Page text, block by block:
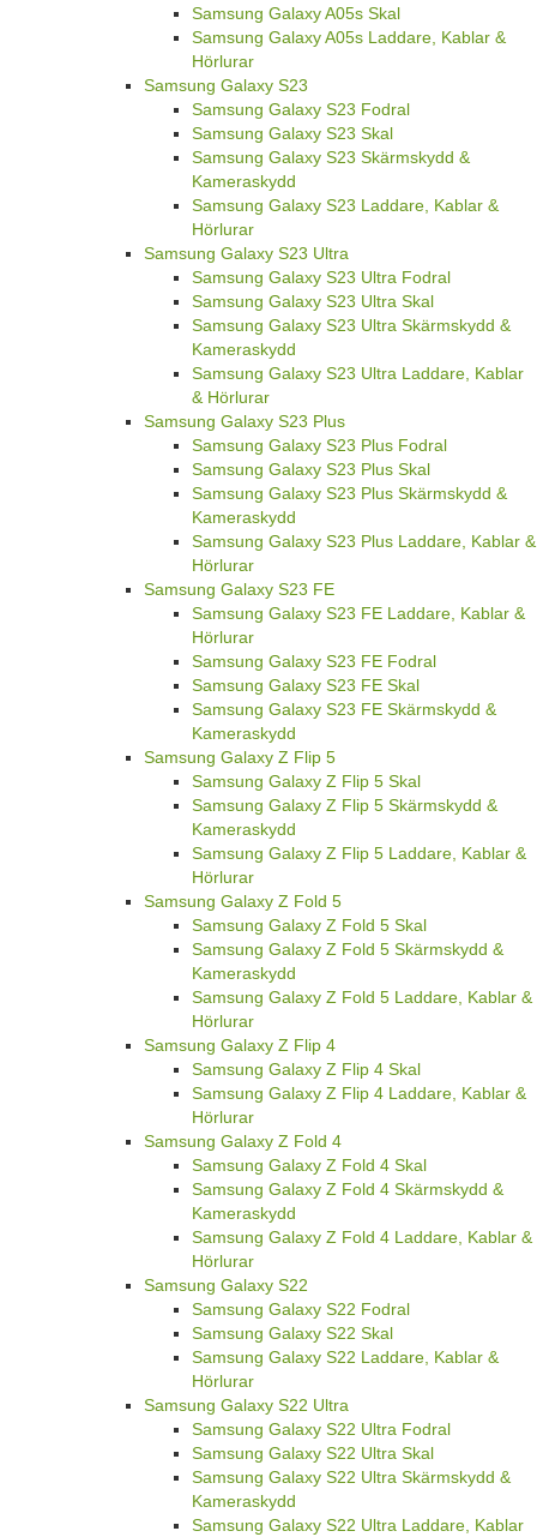
Samsung Galaxy A05s Skal
Samsung Galaxy A05s Laddare, Kablar &
Hörlurar
Samsung Galaxy S23
Samsung Galaxy S23 Fodral
Samsung Galaxy S23 Skal
Samsung Galaxy S23 Skärmskydd &
Kameraskydd
Samsung Galaxy S23 Laddare, Kablar &
Hörlurar
Samsung Galaxy S23 Ultra
Samsung Galaxy S23 Ultra Fodral
Samsung Galaxy S23 Ultra Skal
Samsung Galaxy S23 Ultra Skärmskydd &
Kameraskydd
Samsung Galaxy S23 Ultra Laddare, Kablar
& Hörlurar
Samsung Galaxy S23 Plus
Samsung Galaxy S23 Plus Fodral
Samsung Galaxy S23 Plus Skal
Samsung Galaxy S23 Plus Skärmskydd &
Kameraskydd
Samsung Galaxy S23 Plus Laddare, Kablar &
Hörlurar
Samsung Galaxy S23 FE
Samsung Galaxy S23 FE Laddare, Kablar &
Hörlurar
Samsung Galaxy S23 FE Fodral
Samsung Galaxy S23 FE Skal
Samsung Galaxy S23 FE Skärmskydd &
Kameraskydd
Samsung Galaxy Z Flip 5
Samsung Galaxy Z Flip 5 Skal
Samsung Galaxy Z Flip 5 Skärmskydd &
Kameraskydd
Samsung Galaxy Z Flip 5 Laddare, Kablar &
Hörlurar
Samsung Galaxy Z Fold 5
Samsung Galaxy Z Fold 5 Skal
Samsung Galaxy Z Fold 5 Skärmskydd &
Kameraskydd
Samsung Galaxy Z Fold 5 Laddare, Kablar &
Hörlurar
Samsung Galaxy Z Flip 4
Samsung Galaxy Z Flip 4 Skal
Samsung Galaxy Z Flip 4 Laddare, Kablar &
Hörlurar
Samsung Galaxy Z Fold 4
Samsung Galaxy Z Fold 4 Skal
Samsung Galaxy Z Fold 4 Skärmskydd &
Kameraskydd
Samsung Galaxy Z Fold 4 Laddare, Kablar &
Hörlurar
Samsung Galaxy S22
Samsung Galaxy S22 Fodral
Samsung Galaxy S22 Skal
Samsung Galaxy S22 Laddare, Kablar &
Hörlurar
Samsung Galaxy S22 Ultra
Samsung Galaxy S22 Ultra Fodral
Samsung Galaxy S22 Ultra Skal
Samsung Galaxy S22 Ultra Skärmskydd &
Kameraskydd
Samsung Galaxy S22 Ultra Laddare, Kablar